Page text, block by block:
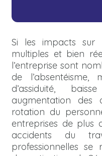
Si les impacts sur
multiples et bien
l’entreprise sont
de
d’assiduité,
augmentation des
rotation du
entreprises de plus
accidents du
professionnelles